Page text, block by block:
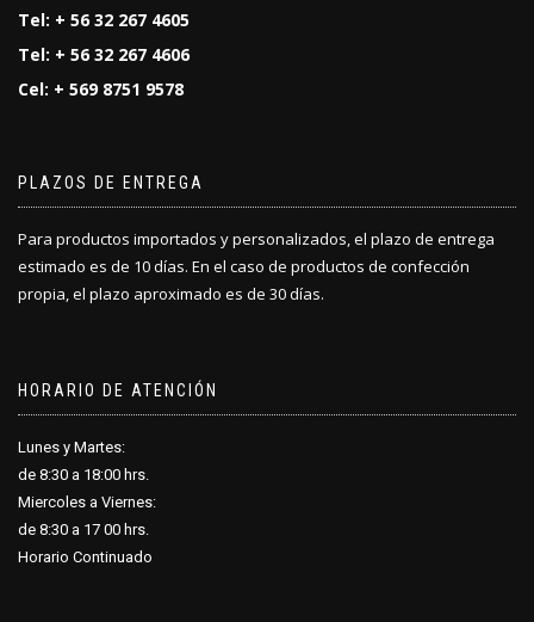
Tel: + 56 32 267 4605
Tel: + 56 32 267 4606
Cel: + 569 8751 9578
PLAZOS DE ENTREGA
Para productos importados y personalizados, el plazo de entrega
estimado es de 10 días. En el caso de productos de confección
propia, el plazo aproximado es de 30 días.
HORARIO DE ATENCIÓN
Lunes y Martes:
de 8:30 a 18:00 hrs.
Miercoles a Viernes:
de 8:30 a 17 00 hrs.
Horario Continuado